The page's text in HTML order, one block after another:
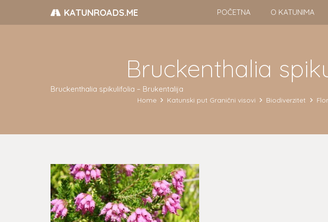
KATUNROADS.ME POČETNA O KATUNIMA
Bruckenthalia
Bruckenthalia spikulifolia – Brukentalija
Home Katunski put Granični visovi Biodiverzitet